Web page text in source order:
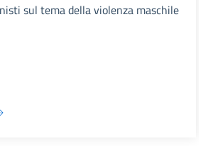
sul tema della violenza maschile